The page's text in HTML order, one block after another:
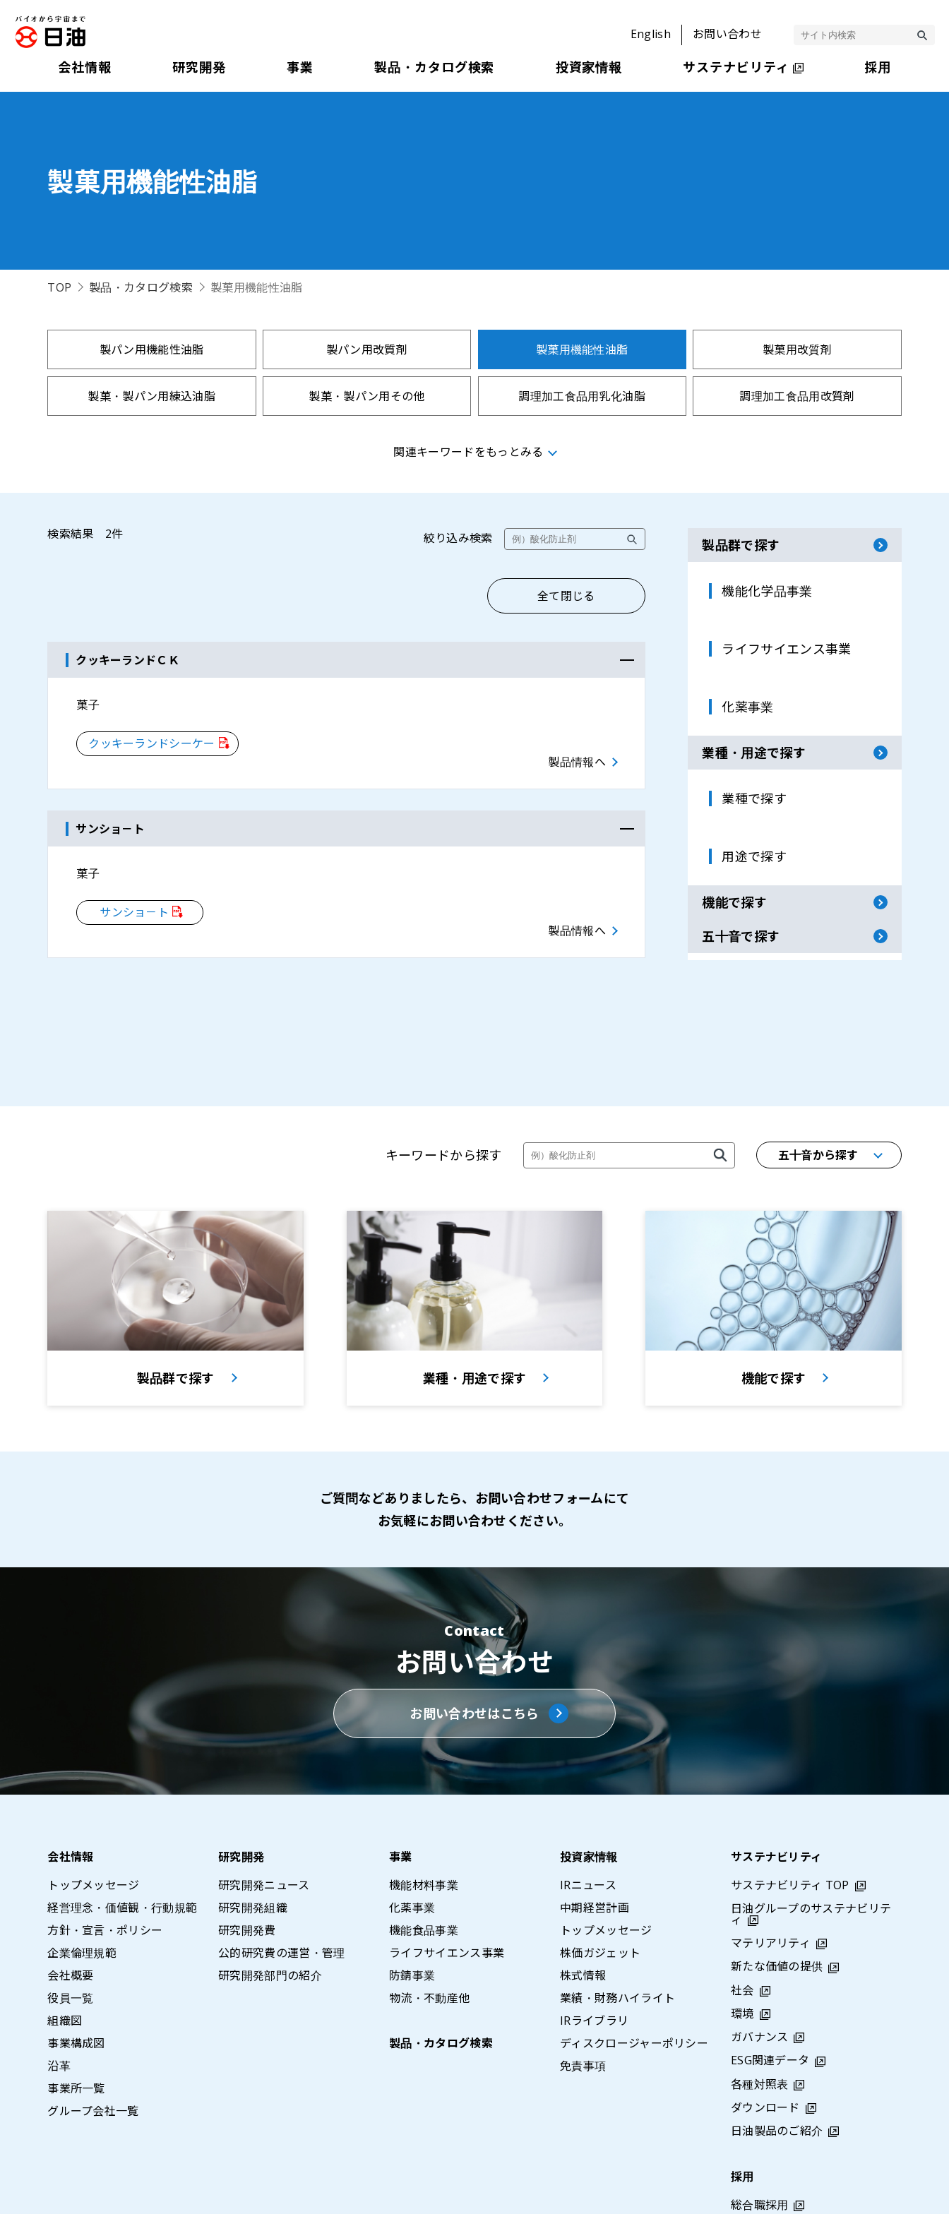
English お問い合わせ
会社情報 研究開発 事業 製品・カタログ検索 投資家情報 サステナビリティ 採用
製菓用機能性油脂
TOP 製品・カタログ検索 製菓用機能性油脂
製パン用機能性油脂 製パン用改質剤 製菓用機能性油脂 製菓用改質剤
製菓・製パン用練込油脂 製菓・製パン用その他 調理加工食品用乳化油脂 調理加工食品用改質剤
関連キーワードをもっとみる
検索結果 2件 絞り込み検索
全て閉じる
クッキーランドＣＫ
菓子
クッキーランドシーケー
製品情報へ
サンショ－ト
菓子
サンショ－ト
製品情報へ
製品群で探す
機能化学品事業
ライフサイエンス事業
化薬事業
業種・用途で探す
業種で探す
用途で探す
機能で探す
五十音で探す
キーワードから探す 五十音から探す
製品群で探す 業種・用途で探す 機能で探す
ご質問などありましたら、 お問い合わせフォームにて
お気軽にお問い合わせください。
Contact
お問い合わせ
お問い合わせはこちら
会社情報
トップメッセージ
経営理念・価値観・行動規範
方針・宣言・ポリシー
企業倫理規範
会社概要
役員一覧
組織図
事業構成図
沿革
事業所一覧
グループ会社一覧
研究開発
研究開発ニュース
研究開発組織
研究開発費
公的研究費の運営・管理
研究開発部門の紹介
事業
機能材料事業
化薬事業
機能食品事業
ライフサイエンス事業
防錆事業
物流・不動産他
製品・カタログ検索
投資家情報
IRニュース
中期経営計画
トップメッセージ
株価ガジェット
株式情報
業績・財務ハイライト
IRライブラリ
ディスクロージャーポリシー
免責事項
サステナビリティ
サステナビリティ TOP
日油グループのサステナビリテ
ィ
マテリアリティ
新たな価値の提供
社会
環境
ガバナンス
ESG関連データ
各種対照表
ダウンロード
日油製品のご紹介
採用
総合職採用